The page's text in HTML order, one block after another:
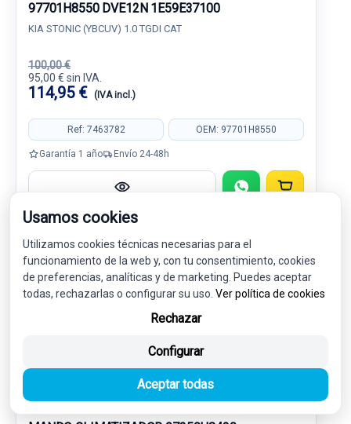
97701H8550 DVE12N 1E59E37100
KIA STONIC (YBCUV) 1.0 TGDI CAT
100,00 €
95,00 € sin IVA.
114,95 € (IVA incl.)
Ref: 7463782 OEM: 97701H8550
Garantía 1 año Envío 24-48h
-5% USADO NOVEDAD
Usamos cookies
Utilizamos cookies técnicas necesarias para el
funcionamiento de la web y, con tu consentimiento, cookies
de preferencias, analíticas y de marketing. Puedes aceptar
todas, rechazarlas o configurar su uso. Ver política de cookies
Rechazar
Configurar
Aceptar todas